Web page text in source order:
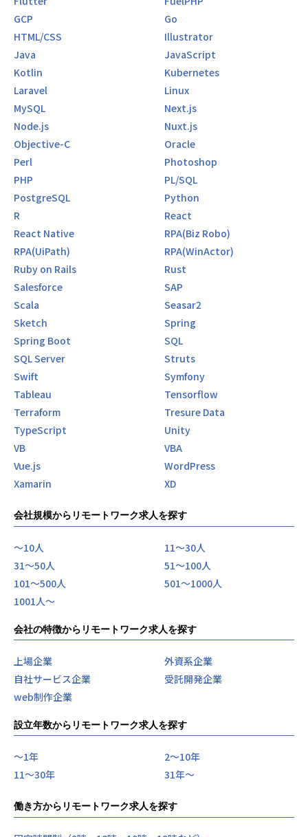
GCP
Go
HTML/CSS
Illustrator
Java
JavaScript
Kotlin
Kubernetes
Laravel
Linux
MySQL
Next.js
Node.js
Nuxt.js
Objective-C
Oracle
Perl
Photoshop
PHP
PL/SQL
PostgreSQL
Python
R
React
React Native
RPA(Biz Robo)
RPA(UiPath)
RPA(WinActor)
Ruby on Rails
Rust
Salesforce
SAP
Scala
Seasar2
Sketch
Spring
Spring Boot
SQL
SQL Server
Struts
Swift
Symfony
Tableau
Tensorflow
Terraform
Tresure Data
TypeScript
Unity
VB
VBA
Vue.js
WordPress
Xamarin
XD
会社規模からリモートワーク求人を探す
〜10人
11〜30人
31〜50人
51〜100人
101〜500人
501〜1000人
1001人〜
会社の特徴からリモートワーク求人を探す
上場企業
外資系企業
自社サービス企業
受託開発企業
web制作企業
設立年数からリモートワーク求人を探す
〜1年
2〜10年
11〜30年
31年〜
働き方からリモートワーク求人を探す